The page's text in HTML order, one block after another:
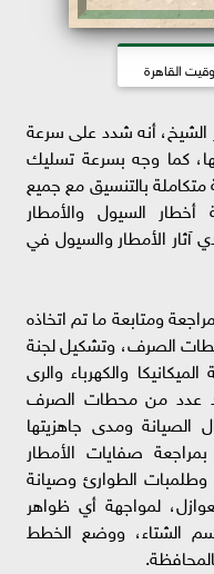
القاهرة
الشيخ، أنه شدد على سرعة
كما وجه بسرعة تسليك
بالتنسيق مع جميع
أخطار السيول والأمطار
آثار الأمطار والسيول في
ومتابعة ما تم اتخاذه
الصرف، وتشكيل لجنة
والكهرباء والرى
عدد من محطات الصرف
ومدى جاهزيتها
صفايات الأمطار
الطوارئ وصيانة
لمواجهة أي ظواهر
الشتاء، ووضع الخطط